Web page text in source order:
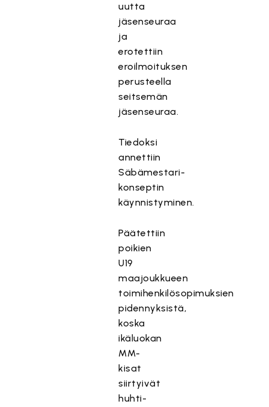
uutta
jäsenseuraa
ja
erotettiin
eroilmoituksen
perusteella
seitsemän
jäsenseuraa.
Tiedoksi
annettiin
Säbämestari-
konseptin
käynnistyminen.
Päätettiin
poikien
U19
maajoukkueen
toimihenkilösopimuksien
pidennyksistä,
koska
ikäluokan
MM-
kisat
siirtyivät
huhti-